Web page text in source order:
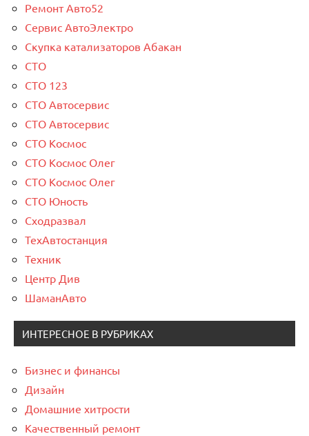
Ремонт Авто52
Сервис АвтоЭлектро
Скупка катализаторов Абакан
СТО
СТО 123
СТО Автосервис
СТО Автосервис
СТО Космос
СТО Космос Олег
СТО Космос Олег
СТО Юность
Сходразвал
ТехАвтостанция
Техник
Центр Див
ШаманАвто
ИНТЕРЕСНОЕ В РУБРИКАХ
Бизнес и финансы
Дизайн
Домашние хитрости
Качественный ремонт